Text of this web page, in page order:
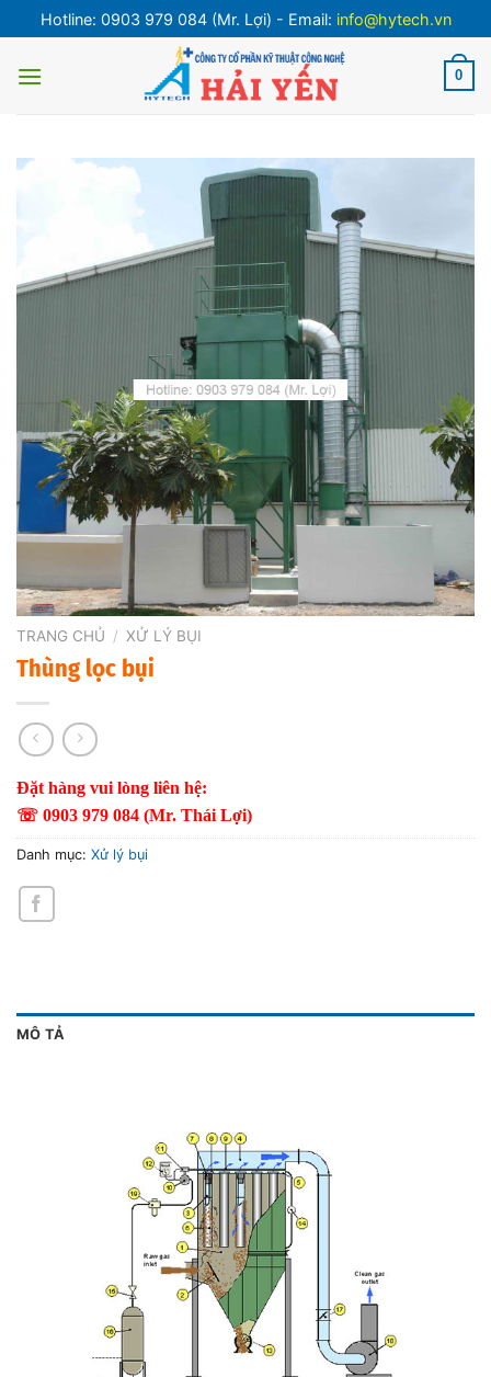
qua
nội
Hotline: 0903 979 084 (Mr. Lợi) - Email: info@hytech.vn
0
TRANG CHỦ / XỬ LÝ BỤI
Thùng lọc bụi
Đặt hàng vui lòng liên hệ:
☏ 0903 979 084 (Mr. Thái Lợi)
Danh mục: Xử lý bụi
MÔ TẢ